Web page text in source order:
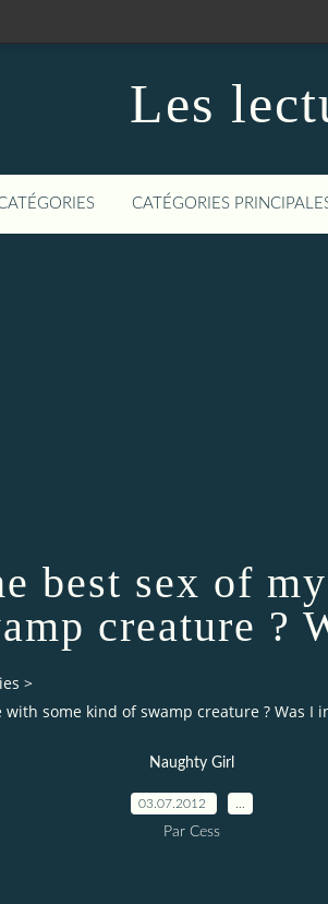
Les
CATÉGORIES
best sex of
creature ?
>
some kind of swamp creature ? Was I
Naughty Girl
03.07.2012
Par Cess